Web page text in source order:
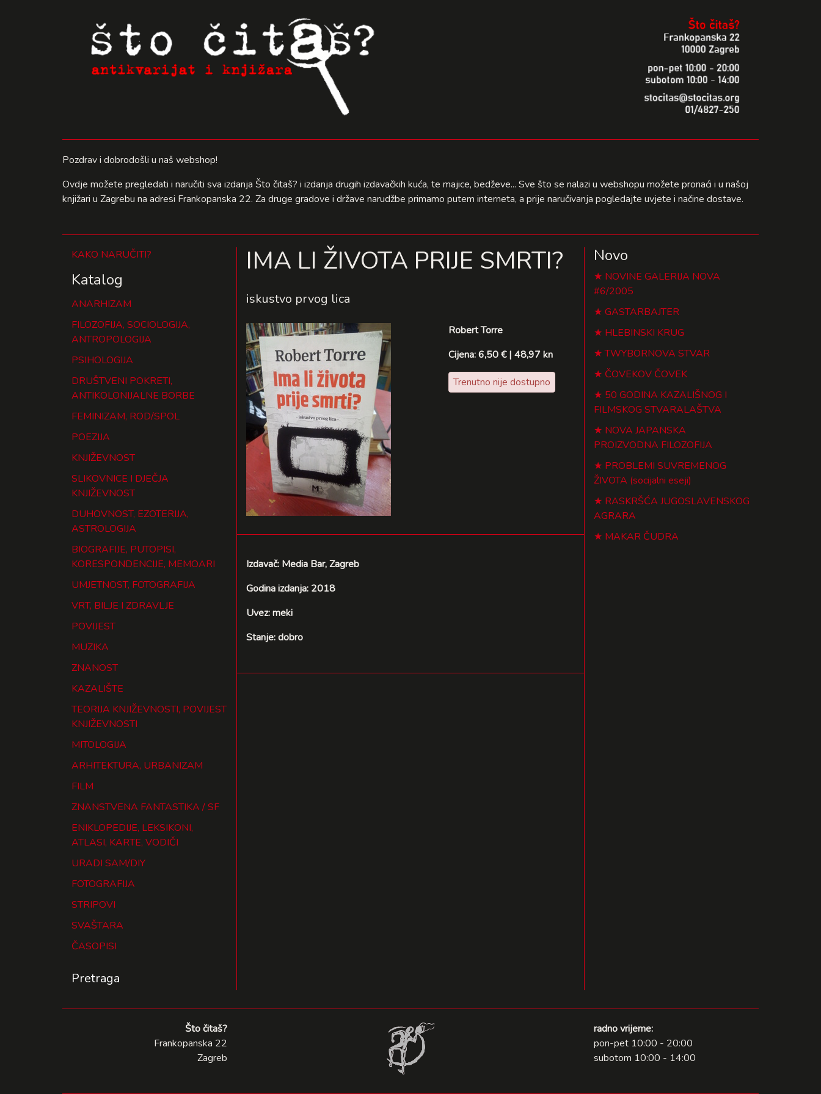
Pozdrav i dobrodošli u naš webshop!
Ovdje možete pregledati i naručiti sva izdanja Što čitaš? i izdanja drugih izdavačkih kuća, te majice, bedževe... Sve što se nalazi u webshopu možete pronaći i u našoj
knjižari u Zagrebu na adresi Frankopanska 22. Za druge gradove i države narudžbe primamo putem interneta, a prije naručivanja pogledajte uvjete i načine dostave.
KAKO NARUČITI?
Katalog
ANARHIZAM
FILOZOFIJA, SOCIOLOGIJA,
ANTROPOLOGIJA
PSIHOLOGIJA
DRUŠTVENI POKRETI,
ANTIKOLONIJALNE BORBE
FEMINIZAM, ROD/SPOL
POEZIJA
KNJIŽEVNOST
SLIKOVNICE I DJEČJA
KNJIŽEVNOST
DUHOVNOST, EZOTERIJA,
ASTROLOGIJA
BIOGRAFIJE, PUTOPISI,
KORESPONDENCIJE, MEMOARI
UMJETNOST, FOTOGRAFIJA
VRT, BILJE I ZDRAVLJE
POVIJEST
MUZIKA
ZNANOST
KAZALIŠTE
TEORIJA KNJIŽEVNOSTI, POVIJEST
KNJIŽEVNOSTI
MITOLOGIJA
ARHITEKTURA, URBANIZAM
FILM
ZNANSTVENA FANTASTIKA / SF
ENIKLOPEDIJE, LEKSIKONI,
ATLASI, KARTE, VODIČI
URADI SAM/DIY
FOTOGRAFIJA
STRIPOVI
SVAŠTARA
ČASOPISI
Pretraga
IMA LI ŽIVOTA PRIJE SMRTI?
iskustvo prvog lica
Robert Torre
Cijena: 6,50 € | 48,97 kn
Trenutno nije dostupno
Izdavač: Media Bar, Zagreb
Godina izdanja: 2018
Uvez: meki
Stanje: dobro
Novo
NOVINE GALERIJA NOVA
#6/2005
GASTARBAJTER
HLEBINSKI KRUG
TWYBORNOVA STVAR
ČOVEKOV ČOVEK
50 GODINA KAZALIŠNOG I
FILMSKOG STVARALAŠTVA
NOVA JAPANSKA
PROIZVODNA FILOZOFIJA
PROBLEMI SUVREMENOG
ŽIVOTA (socijalni eseji)
RASKRŠĆA JUGOSLAVENSKOG
AGRARA
MAKAR ČUDRA
Što čitaš?
Frankopanska 22
Zagreb
radno vrijeme:
pon-pet 10:00 - 20:00
subotom 10:00 - 14:00